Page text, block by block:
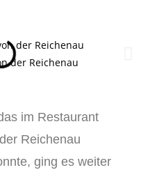
der Reichenau
im Restaurant
Reichenau
ging es weiter